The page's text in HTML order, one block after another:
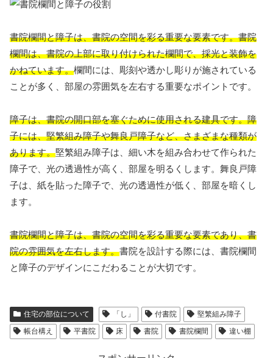
書院欄間と障子は、書院の空間を彩る重要な要素です。書院
欄間は、書院の上部に取り付けられた欄間で、採光と装飾を
かねています。欄間には、彫刻や透かし彫りが施されている
ことが多く、部屋の雰囲気を左右する重要なポイントです。
障子は、書院の開口部を塞ぐために使用される建具です。障
子には、堅繁組み障子や舞良戸障子など、さまざまな種類が
あります。堅繁組み障子は、細い木を組み合わせて作られた
障子で、光の透過性が高く、部屋を明るくします。舞良戸障
子は、紙を貼った障子で、光の透過性が低く、部屋を暗くし
ます。
書院欄間と障子は、書院の空間を彩る重要な要素であり、書
院の雰囲気を左右します。書院を設計する際には、書院欄間
と障子のデザインにこだわることが大切です。
住宅の部位について 「し」 付書院
堅繁組み障子
帳台構え
平書院 床 書院 書院欄間 違い棚